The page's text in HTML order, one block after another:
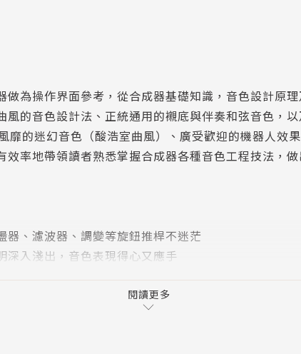
做為操作界面參考，從合成器基礎知識，音色設計原
的音色設計法、正統通用的襯底與伴奏和弦音色，以
靡的迷幻音色（酸浩室曲風）、廣受歡迎的機器人效
效率地帶領讀者熟悉掌握合成器各種音色工程技法，
器、濾波器、調變等旋鈕推桿不迷茫
深入淺出，音色表現得心又應手
閱讀更多